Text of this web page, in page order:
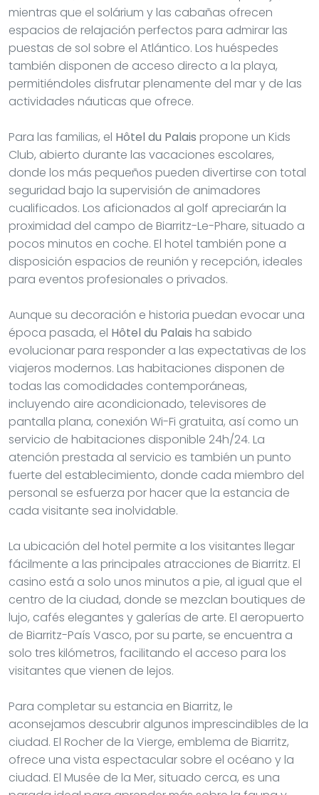
Para las familias, elHôtel du Palaispropone un Kids
Club, abierto durante las vacaciones escolares,
donde los más pequeños pueden divertirse con total
seguridad bajo la supervisión de animadores
cualificados. Los aficionados al golf apreciarán la
proximidad del campo de Biarritz-Le-Phare, situado a
disposición espacios de reunión y recepción, ideales
para eventos profesionales o privados.
Aunque su decoración e historia puedan evocar una
época pasada, elHôtel du Palaisha sabido
evolucionar para responder a las expectativas de los
viajeros modernos. Las habitaciones disponen de
todas las comodidades contemporáneas,
incluyendo aire acondicionado, televisores de
servicio de habitaciones disponible 24h/24. La
atención prestada al servicio es también un punto
fuerte del establecimiento, donde cada miembro del
personal se esfuerza por hacer que la estancia de
cada visitante sea inolvidable.
La ubicación del hotel permite a los visitantes llegar
fácilmente a las principales atracciones de Biarritz. El
casino está a solo unos minutos a pie, al igual que el
centro de la ciudad, donde se mezclan boutiques de
lujo, cafés elegantes y galerías de arte. El aeropuerto
de Biarritz-País Vasco, por su parte, se encuentra a
visitantes que vienen de lejos.
Para completar su estancia en Biarritz, le
aconsejamos descubrir algunos imprescindibles de la
ciudad. El Rocher de la Vierge, emblema de Biarritz,
ofrece una vista espectacular sobre el océano y la
ciudad. El Musée de la Mer, situado cerca, es una
parada ideal para aprender más sobre la fauna y
acuario. Si es aficionado al arte, no se pierda el Musée
Asiatica, que alberga una colección única de obras
de arte procedentes de la India, China y el Tíbet.
En cuanto a gastronomía, Biarritz no carece de